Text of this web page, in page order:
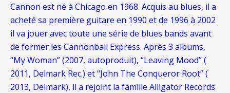
Cannon est né à Chicago en 1968. Acquis au blues, il a
acheté sa première guitare en 1990 et de 1996 à 2002
il va jouer avec toute une série de blues bands avant
de former les Cannonball Express. Après 3 albums,
“My Woman” (2007, autoproduit), “Leaving Mood” (
2011, Delmark Rec.) et “John The Conqueror Root” (
2013, Delmark), il a rejoint la famille Alligator Records